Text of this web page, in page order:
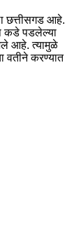
छत्तीसगड आहे.
कडे पडलेल्या
आहे. त्यामुळे
वतीने करण्यात